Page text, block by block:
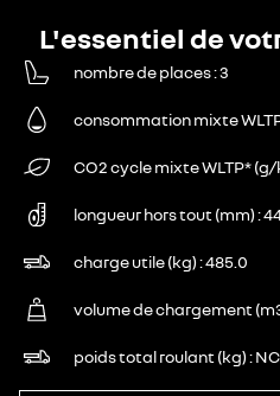
L'essentiel de
nombre de places 3
consommation mixte
CO2 cycle mixte WLTP*
longueur hors tout (mm)
charge utile (kg) 485.0
volume de chargement
poids total roulant (kg) NC